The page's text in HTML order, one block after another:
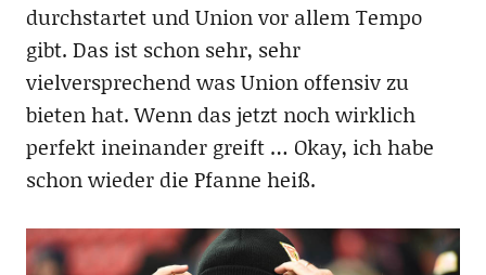
durchstartet und Union vor allem Tempo
gibt. Das ist schon sehr, sehr
vielversprechend was Union offensiv zu
bieten hat. Wenn das jetzt noch wirklich
perfekt ineinander greift … Okay, ich habe
schon wieder die Pfanne heiß.